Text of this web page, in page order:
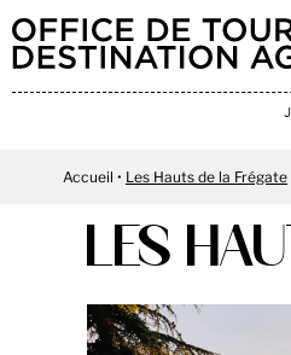
Accueil Les Hauts de la Frégate
LES